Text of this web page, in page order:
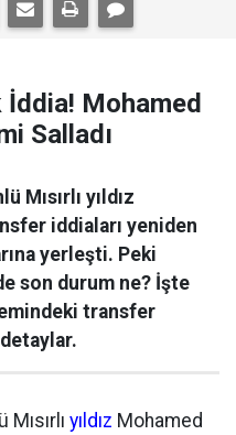
Mohamed
Salladı
Mısırlı yıldız
iddiaları yeniden
yerleşti. Peki
son durum ne? İşte
transfer
yıldız Mohamed